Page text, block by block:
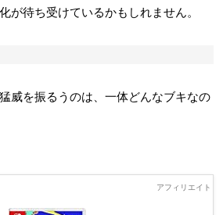
が待ち受けているかもしれません。
威を振るうのは、一体どんなブキなの